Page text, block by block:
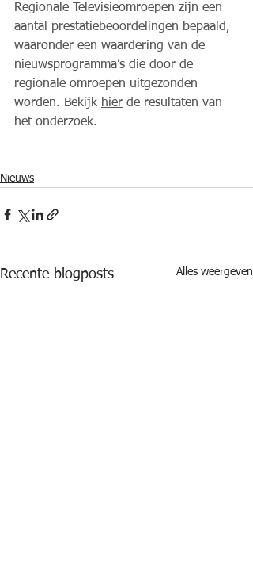
Regionale Televisieomroepen zijn een
aantal prestatiebeoordelingen bepaald,
waaronder een waardering van de
nieuwsprogramma’s die door de
regionale omroepen uitgezonden
worden. Bekijk hier de resultaten van
het onderzoek.
Nieuws
Recente blogposts Alles weergeven